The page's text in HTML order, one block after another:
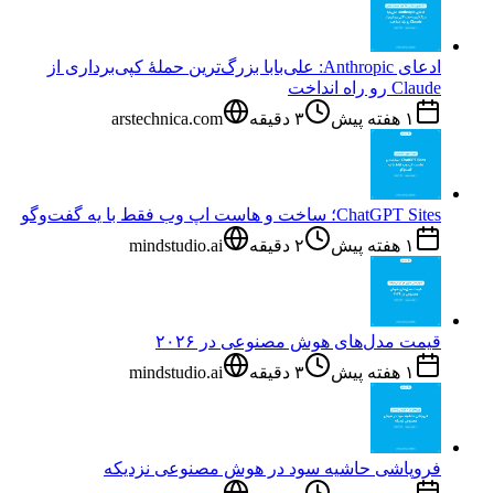
ادعای Anthropic: علی‌بابا بزرگ‌ترین حملهٔ کپی‌برداری از
Claude رو راه انداخت
۱ هفته پیش
۳ دقیقه arstechnica.com
ChatGPT Sites؛ ساخت و هاست اپ وب فقط با یه گفت‌وگو
۱ هفته پیش
۲ دقیقه mindstudio.ai
قیمت مدل‌های هوش مصنوعی در ۲۰۲۶
۱ هفته پیش
۳ دقیقه mindstudio.ai
فروپاشی حاشیه سود در هوش مصنوعی نزدیکه